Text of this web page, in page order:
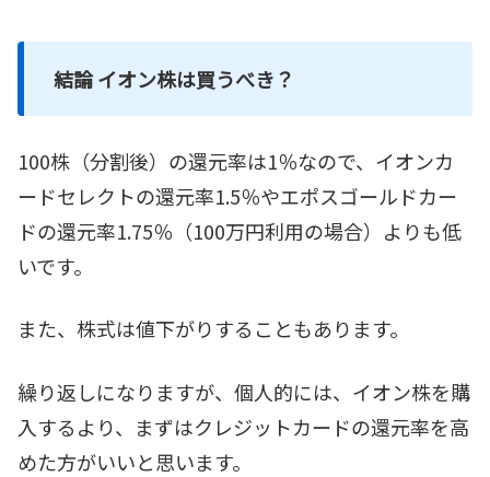
結論 イオン株は買うべき？
100株（分割後）の還元率は1％なので、イオンカ
ードセレクトの還元率1.5％やエポスゴールドカー
ドの還元率1.75％（100万円利用の場合）よりも低
いです。
また、株式は値下がりすることもあります。
繰り返しになりますが、個人的には、イオン株を購
入するより、まずはクレジットカードの還元率を高
めた方がいいと思います。